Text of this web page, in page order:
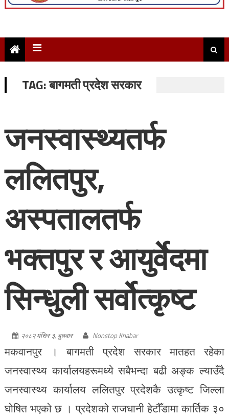
TAG:बागमती प्रदेश सरकार
जनस्वास्थ्यतर्फ
ललितपुर,
अस्पतालतर्फ
भक्तपुर र आयुर्वेदमा
सिन्धुली सर्वोत्कृष्ट
२०८२ मंसिर ३, बुधवार Nonstop Khabar
मकवानपुर । बागमती प्रदेश सरकार मातहत रहेका
जनस्वास्थ्य कार्यालयहरूमध्ये सबैभन्दा बढी अङ्क ल्याउँदै
जनस्वास्थ्य कार्यालय ललितपुर प्रदेशकै उत्कृष्ट जिल्ला
घोषित भएको छ । प्रदेशको राजधानी हेटौँडामा कार्तिक ३०